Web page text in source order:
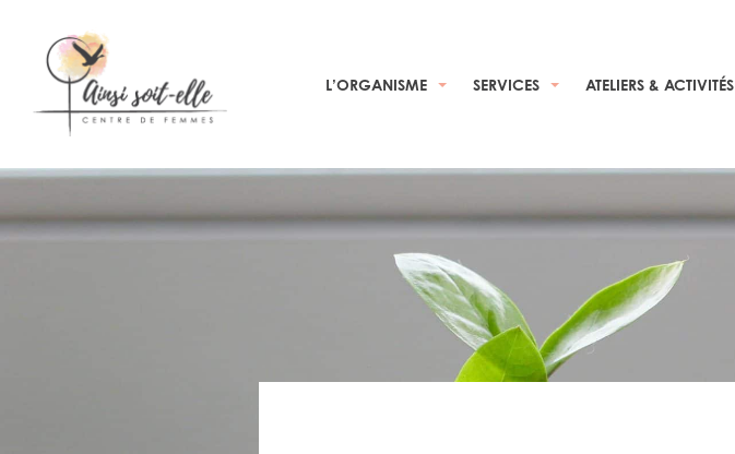
L’ORGANISME SERVICES ATELIERS & ACTIVITÉS